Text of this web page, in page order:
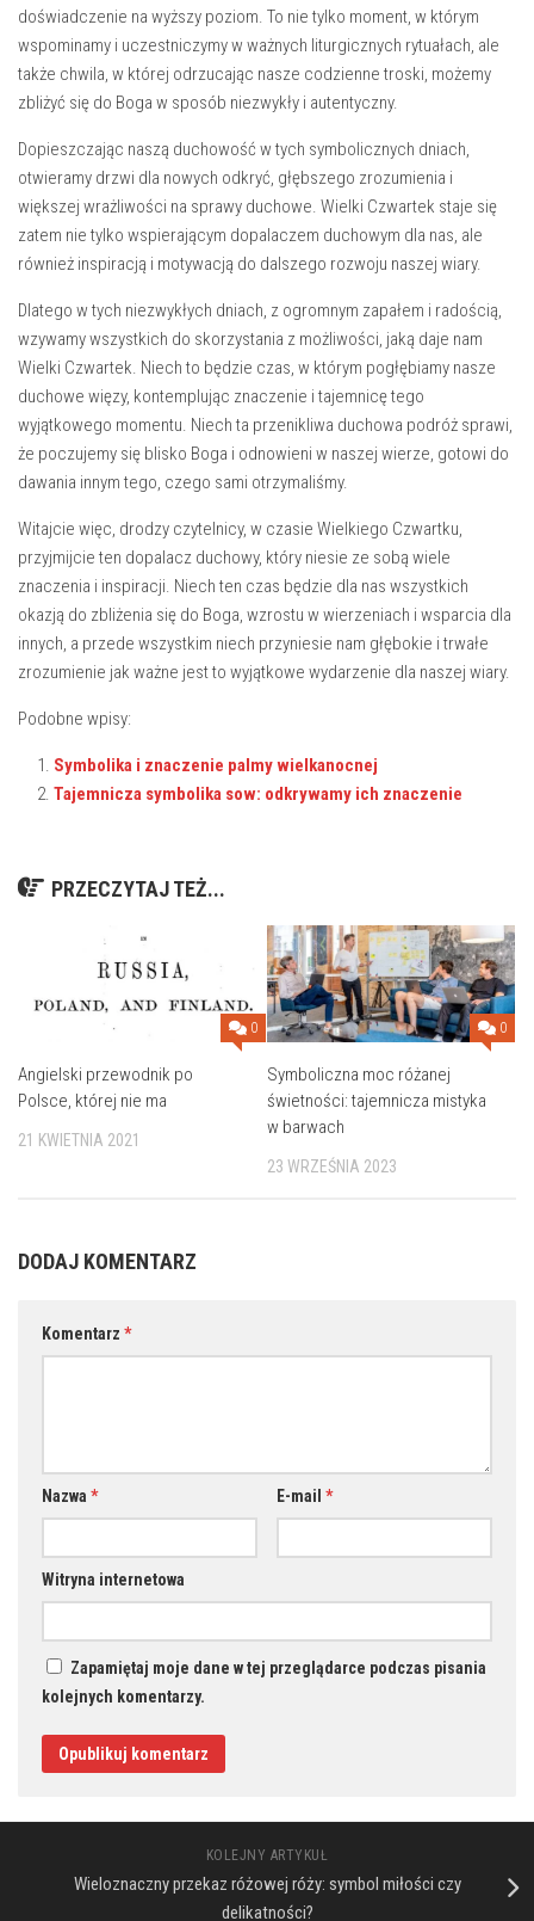
doświadczenie na wyższy poziom. To⁣ nie tylko moment, w⁢ którym
wspominamy ‍i uczestniczymy w ważnych‍ liturgicznych rytuałach, ale
także⁤ chwila, w której odrzucając​ nasze codzienne troski, możemy
⁣zbliżyć się do Boga w sposób ‌niezwykły i autentyczny.
Dopieszczając naszą duchowość w ‍tych symbolicznych dniach,
otwieramy drzwi dla nowych odkryć, głębszego ‍zrozumienia ​i
większej wrażliwości na sprawy duchowe. Wielki⁢ Czwartek staje się
zatem nie tylko wspierającym ‌dopalaczem duchowym dla nas, ale
również inspiracją i ‌motywacją do ⁢dalszego rozwoju⁣ naszej ⁤wiary.
Dlatego w tych niezwykłych dniach, ⁣z ogromnym zapałem i radością,
wzywamy wszystkich⁢ do skorzystania z możliwości, ​jaką daje ⁤nam
⁣Wielki Czwartek. Niech to będzie‍ czas, w którym ⁣pogłębiamy nasze
duchowe więzy, kontemplując ‍znaczenie i⁢ tajemnicę tego
wyjątkowego ​momentu. Niech ta przenikliwa duchowa podróż sprawi,⁤
że ⁢poczujemy się blisko ​Boga i odnowieni ‌w naszej wierze, gotowi do
dawania innym tego, czego‍ sami otrzymaliśmy.
Witajcie więc, drodzy czytelnicy, w czasie ‌Wielkiego Czwartku,
przyjmijcie ten dopalacz duchowy,​ który niesie ze sobą wiele
⁤znaczenia i ‌inspiracji. Niech ten czas będzie dla nas⁢ wszystkich
okazją do zbliżenia się do Boga, wzrostu w wierzeniach i⁣ wsparcia dla
innych, ⁤a przede wszystkim niech przyniesie nam głębokie‌ i trwałe
zrozumienie jak ‌ważne jest to wyjątkowe⁢ wydarzenie dla naszej wiary.
Podobne wpisy:
Symbolika i znaczenie palmy wielkanocnej
Tajemnicza symbolika sow: odkrywamy ich znaczenie
PRZECZYTAJ TEŻ...
0
Angielski przewodnik po
Polsce, której nie ma
21 KWIETNIA 2021
0
Symboliczna moc różanej
świetności: tajemnicza mistyka
w barwach
23 WRZEŚNIA 2023
DODAJ KOMENTARZ
Komentarz *
Nazwa * E-mail *
Witryna internetowa
Zapamiętaj moje dane w tej przeglądarce podczas pisania
kolejnych komentarzy.
KOLEJNY ARTYKUŁ
Wieloznaczny przekaz różowej róży: symbol miłości czy
delikatności?